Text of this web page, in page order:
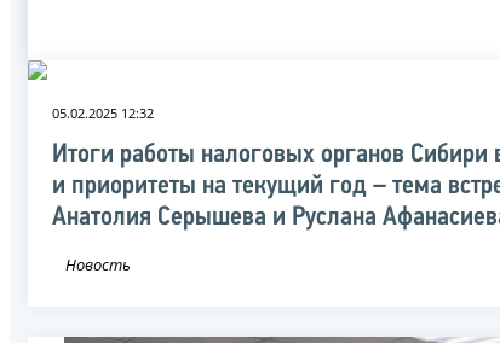
05.02.2025 12:32
Итоги работы налоговых органов Сибири
и приоритеты на текущий год – тема
Анатолия Серышева и Руслана
Новость